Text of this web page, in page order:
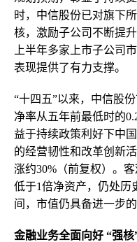
时，中信股份已对旗下
核，激励子公司不断提
上半年多家上市子公司
表现提供了有力支撑。
“十四五”以来，中信股
净率从五年前最低时的
益于持续政策利好下中
的经营韧性和改革创新
涨约30%（前复权）。
低于1倍净资产，仍处历
间，市值仍具备进一步的
金融业务全面向好 “强